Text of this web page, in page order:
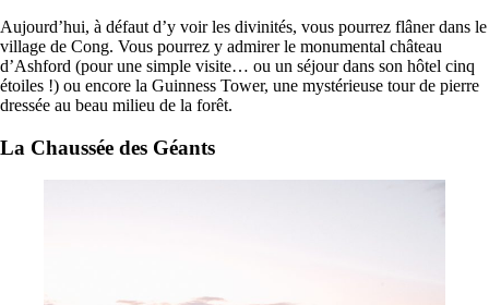
Aujourd’hui, à défaut d’y voir les divinités, vous pourrez flâner dans le
village de Cong. Vous pourrez y admirer le monumental château
d’Ashford (pour une simple visite… ou un séjour dans son hôtel cinq
étoiles !) ou encore la Guinness Tower, une mystérieuse tour de pierre
dressée au beau milieu de la forêt.
La Chaussée des Géants